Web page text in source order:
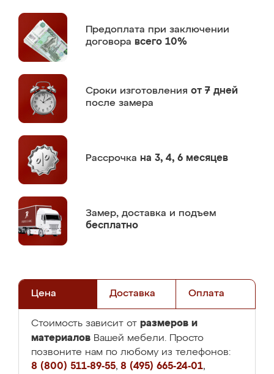
Предоплата при заключении
договора всего 10%
Сроки изготовления от 7 дней
после замера
Рассрочка на 3, 4, 6 месяцев
Замер, доставка и подъем
бесплатно
Цена Доставка Оплата
Стоимость зависит от размеров и
материалов Вашей мебели. Просто
позвоните нам по любому из телефонов:
8 (800) 511-89-55, 8 (495) 665-24-01,